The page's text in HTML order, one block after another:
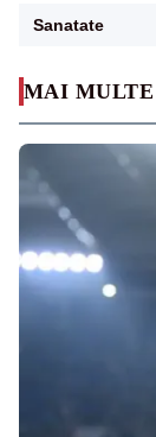
MAI
Sanatate